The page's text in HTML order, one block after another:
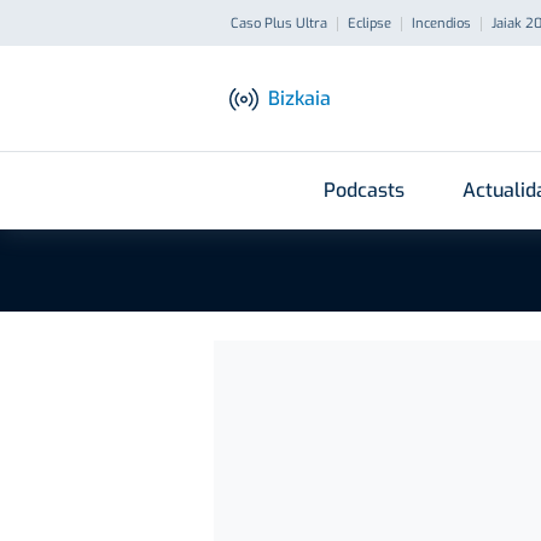
Caso Plus Ultra Eclipse Incendios Jaiak
Bizkaia
Podcasts